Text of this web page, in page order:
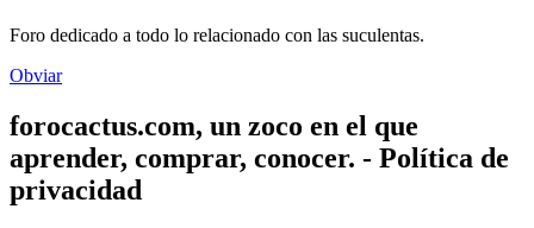
Foro dedicado a todo lo relacionado con las suculentas.
Obviar
forocactus.com, un zoco en el que
aprender, comprar, conocer. - Política de
privacidad